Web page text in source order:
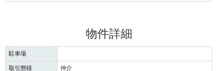
物件詳細
駐車場
取引態様
仲介